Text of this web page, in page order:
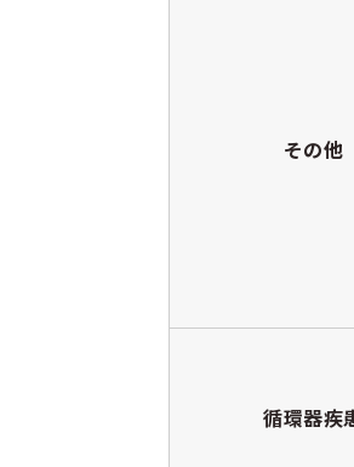
その他
循環器疾